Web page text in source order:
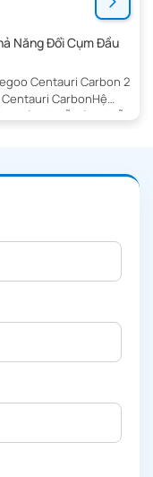
Năng Đổi Cụm Đầu
Centauri Carbon 2
CarbonHệ
giản và dễ bảo trìHỗ